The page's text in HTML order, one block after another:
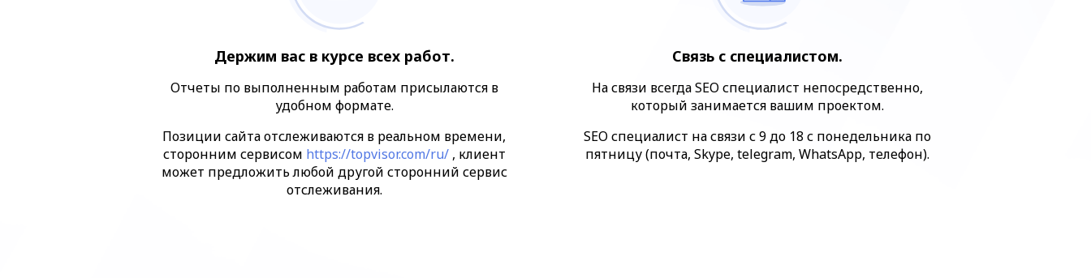
Держим вас в курсе всех работ.
Отчеты по выполненным работам присылаются в
удобном формате.
Позиции сайта отслеживаются в реальном времени,
сторонним сервисом https://topvisor.com/ru/, клиент
может предложить любой другой сторонний сервис
отслеживания.
Связь с специалистом.
На связи всегда SEO специалист непосредственно,
который занимается вашим проектом.
SEO специалист на связи с 9 до 18 с понедельника по
пятницу (почта, Skype, telegram, WhatsApp, телефон).